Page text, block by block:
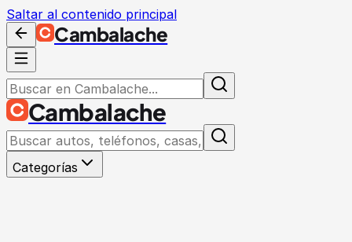
Saltar al contenido principal
Cambalache
Cambalache
Categorías